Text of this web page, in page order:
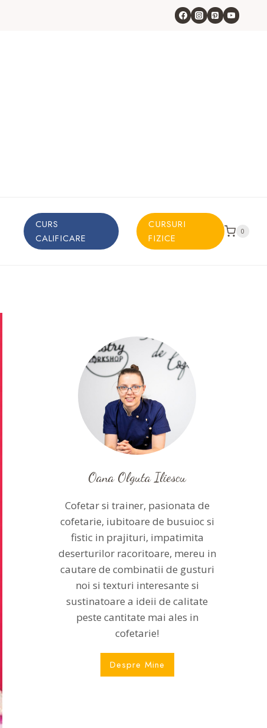
CURS
CALIFICARE
CURSURI
FIZICE
0
Oana Olguta Iliescu
Cofetar si trainer, pasionata de
cofetarie, iubitoare de busuioc si
fistic in prajituri, impatimita
deserturilor racoritoare, mereu in
cautare de combinatii de gusturi
noi si texturi interesante si
sustinatoare a ideii de calitate
peste cantitate mai ales in
cofetarie!
Despre Mine